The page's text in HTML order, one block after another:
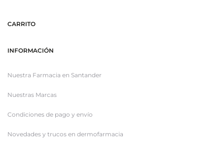
CARRITO
INFORMACIÓN
Nuestra Farmacia en Santander
Nuestras Marcas
Condiciones de pago y envío
Novedades y trucos en dermofarmacia